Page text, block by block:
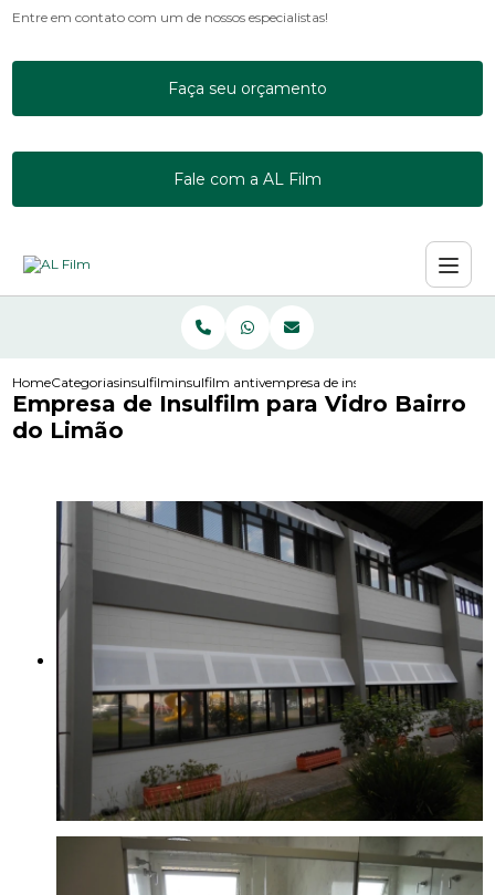
Entre em contato com um de nossos especialistas!
Faça seu orçamento
Fale com a AL Film
HomeCategoriasinsulfilminsulfilm antivandalismoempresa de insulfilm para vidro
Empresa de Insulfilm para Vidro Bairro
do Limão